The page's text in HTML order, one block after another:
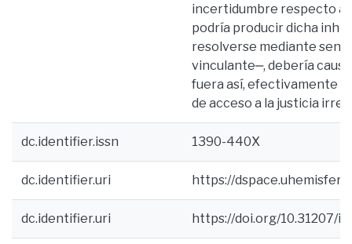
incertidumbre respecto a
podría producir dicha
resolverse mediante
vinculante‒, debería
fuera así, efectivamente
de acceso a la justicia
dc.identifier.issn 1390-440X
dc.identifier.uri https://
dc.identifier.uri https://doi.org/10.31207/